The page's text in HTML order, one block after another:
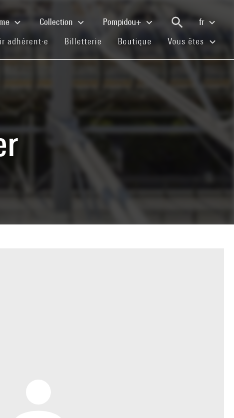
Collection Pompidou+
fr
adhérent·e (current)
Billetterie (current)
Boutique (current)
Vous êtes